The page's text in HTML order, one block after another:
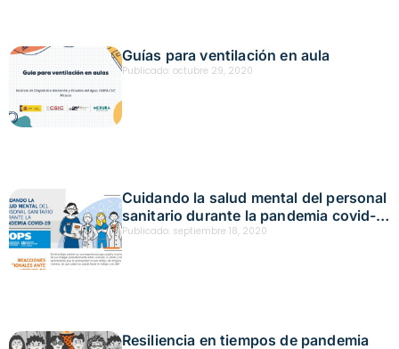
Guías para ventilación en aula
Publicado: octubre 29, 2020
Cuidando la salud mental del personal
sanitario durante la pandemia covid-
19
Publicado: septiembre 18, 2020
Resiliencia en tiempos de pandemia